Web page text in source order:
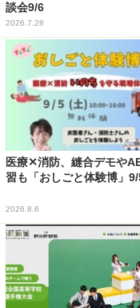
談会9/6
2026.7.28
医療✕消防、縫合デモや
習も「おしごと体験博」
2026.8.6